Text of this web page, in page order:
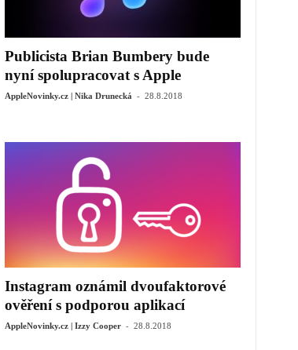
Publicista Brian Bumbery bude
nyní spolupracovat s Apple
AppleNovinky.cz | Nika Drunecká - 28.8.2018
Instagram oznámil dvoufaktorové
ověření s podporou aplikací
AppleNovinky.cz | Izzy Cooper - 28.8.2018